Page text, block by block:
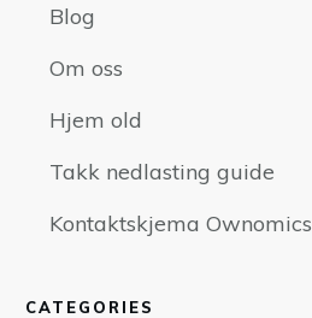
Blog
Om oss
Hjem old
Takk nedlasting guide
Kontaktskjema Ownomics
CATEGORIES